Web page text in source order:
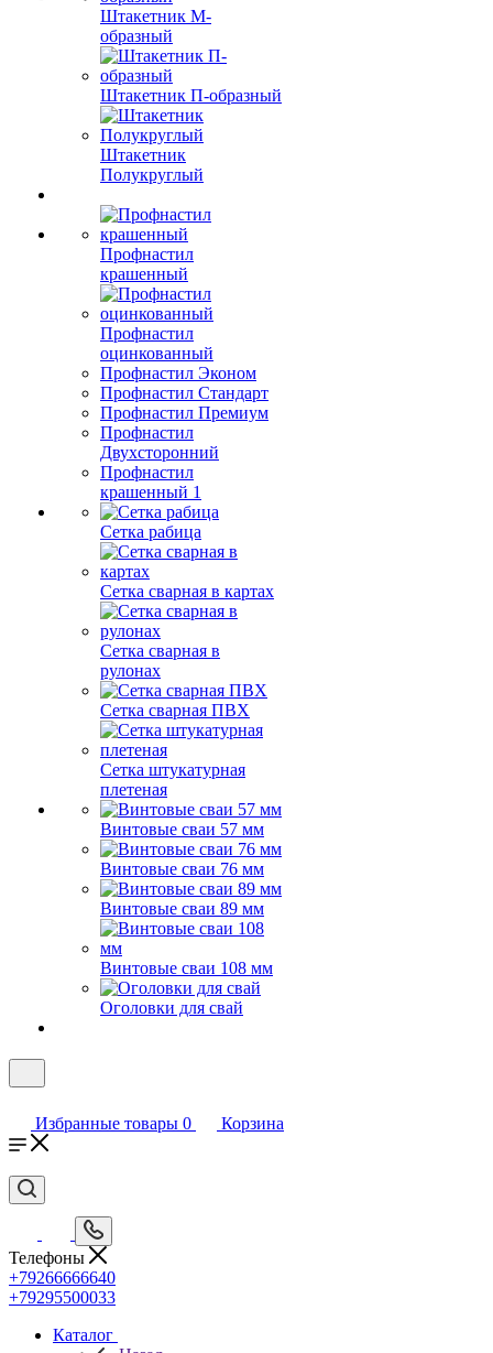
Штакетник М-
образный
Штакетник П-образный
Штакетник
Полукруглый
Профнастил
крашенный
Профнастил
оцинкованный
Профнастил Эконом
Профнастил Стандарт
Профнастил Премиум
Профнастил
Двухсторонний
Профнастил
крашенный 1
Сетка рабица
Сетка сварная в картах
Сетка сварная в
рулонах
Сетка сварная ПВХ
Сетка штукатурная
плетеная
Винтовые сваи 57 мм
Винтовые сваи 76 мм
Винтовые сваи 89 мм
Винтовые сваи 108 мм
Оголовки для свай
Избранные товары 0 Корзина
Телефоны
+79266666640
+79295500033
Каталог